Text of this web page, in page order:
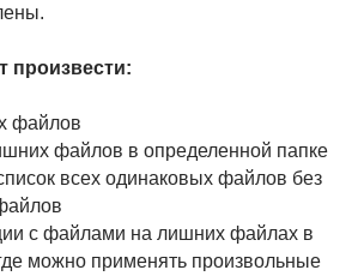
произвести:
файлов
файлов в определенной папке
всех одинаковых файлов без
с файлами на лишних файлах в
можно применять произвольные